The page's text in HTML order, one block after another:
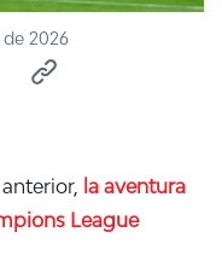
de 2026
la aventura
League